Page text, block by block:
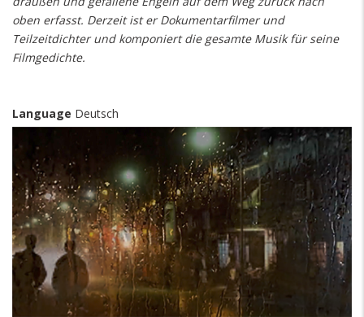
oben erfasst. Derzeit ist er Dokumentarfilmer und
Teilzeitdichter und komponiert die gesamte Musik für seine
Filmgedichte.
Language Deutsch